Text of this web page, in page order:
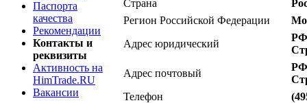
Паспорта
качества
Рекомендации
Контакты и
реквизиты
Активность на
HimTrade.RU
Вакансии
Страна
Регион Российской Федерации
Адрес юридический
Адрес почтовый
Телефон